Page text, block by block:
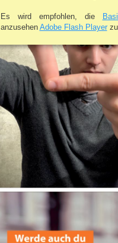
Es wird empfohlen, die
anzusehen Adobe Flash Playerzu